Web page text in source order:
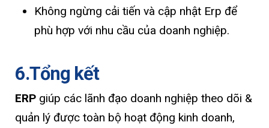
Không ngừng cải tiến và cập nhật Erp để
phù hợp với nhu cầu của doanh nghiệp.
6.Tổng kết
ERP giúp các lãnh đạo doanh nghiệp theo dõi &
quản lý được toàn bộ hoạt động kinh doanh,